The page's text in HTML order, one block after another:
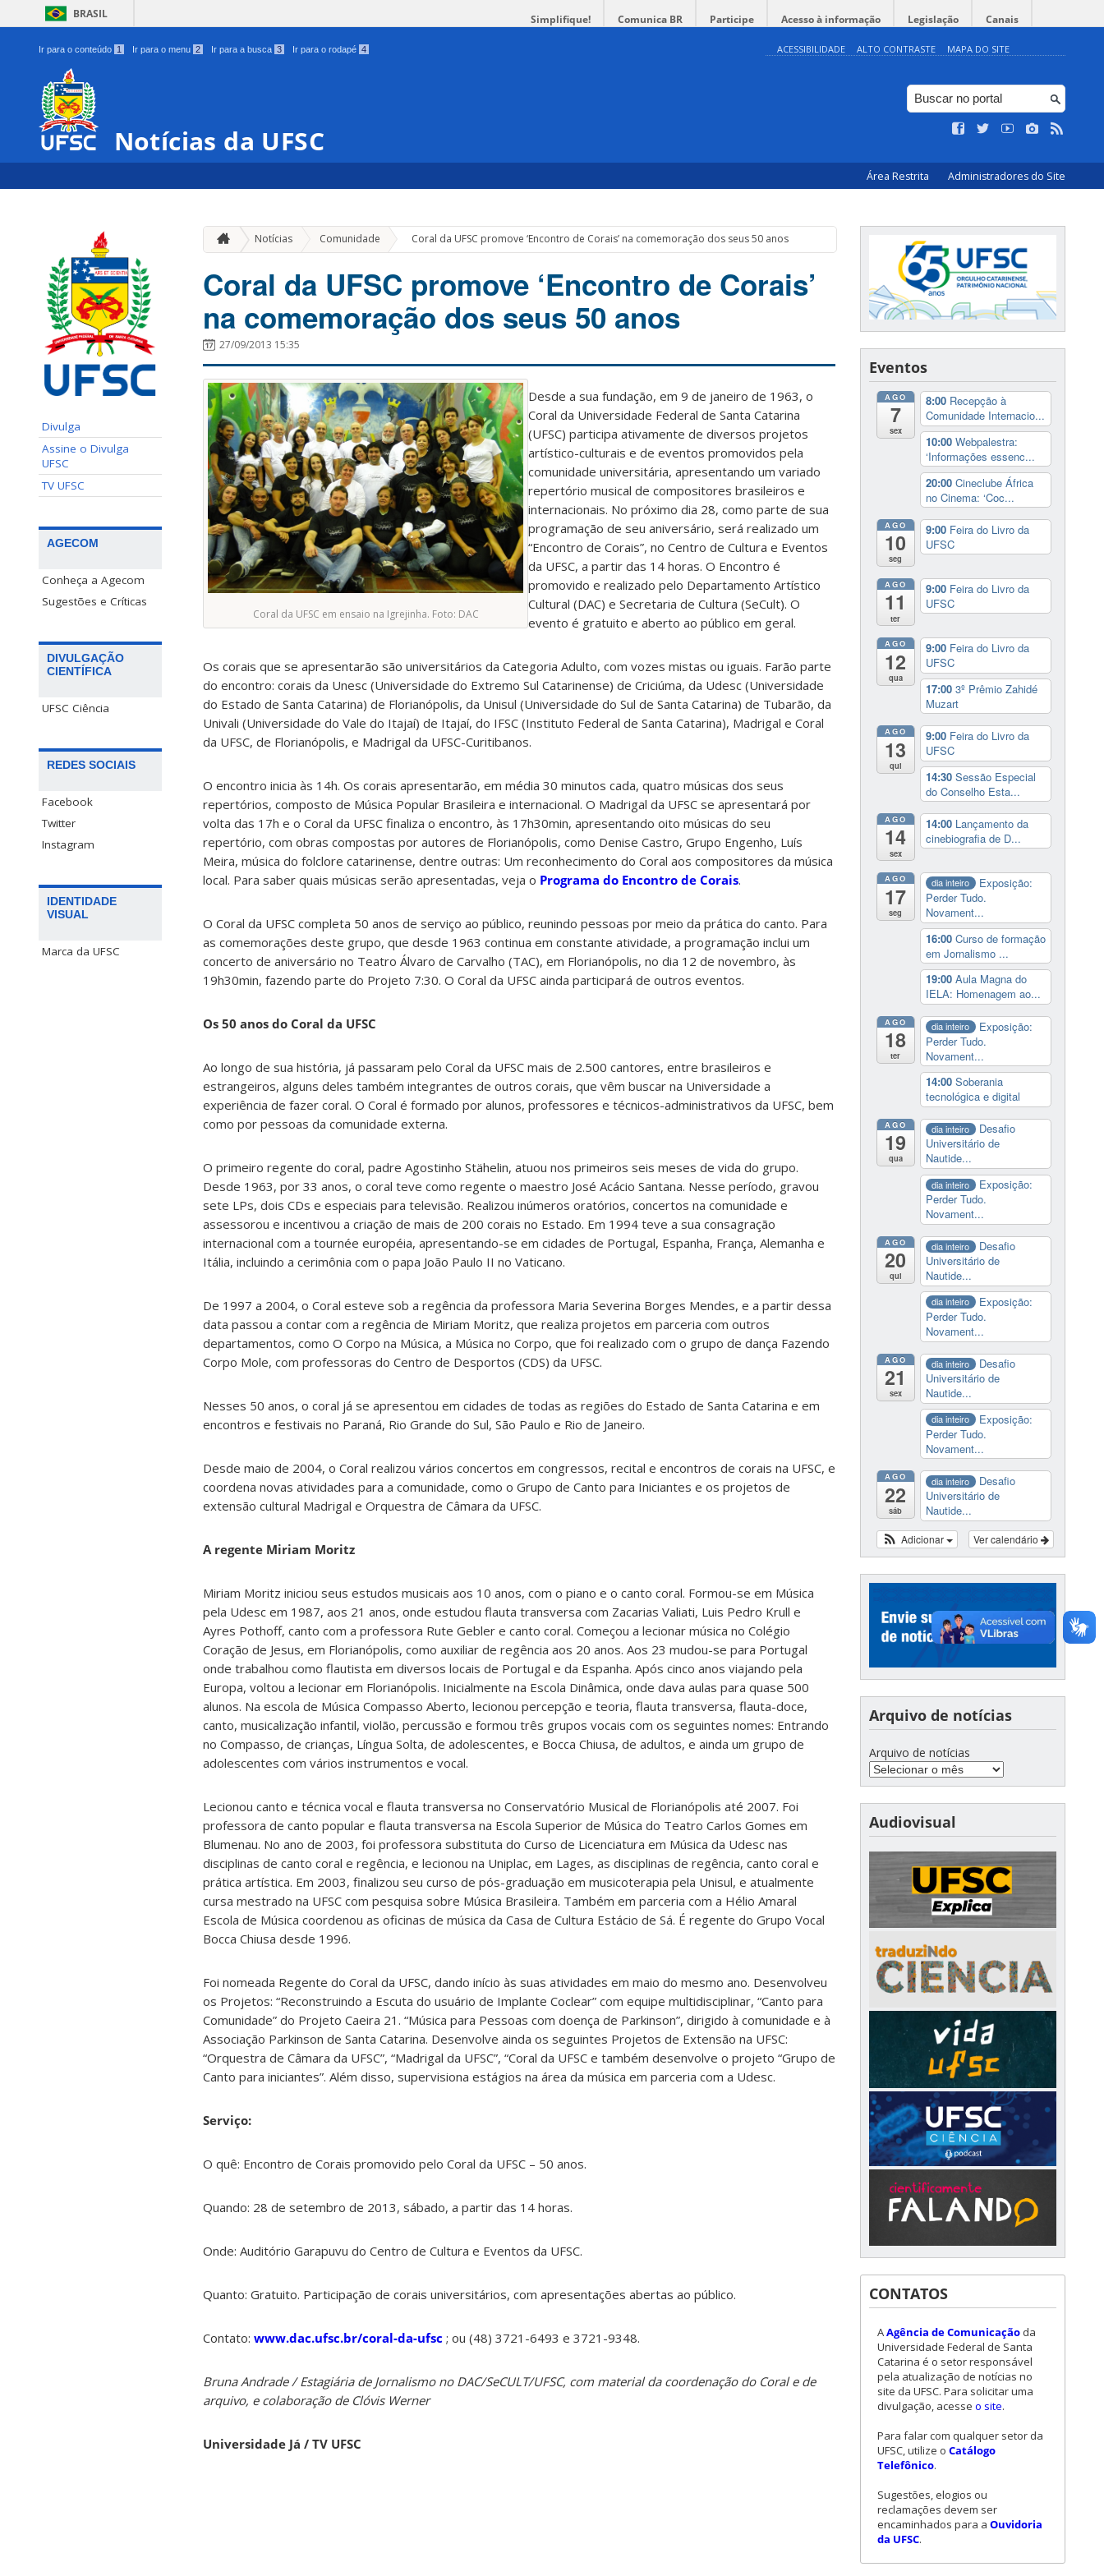
BRASIL Simplifique! Comunica BR Participe Acesso à informação Legislação Canais
Ir para o conteúdo 1 Ir para o menu 2 Ir para a busca 3 Ir para o rodapé 4 ACESSIBILIDADE ALTO CONTRASTE MAPA DO SITE
Notícias da UFSC
Área Restrita Administradores do Site
Divulga
Assine o Divulga
UFSC
TV UFSC
AGECOM
Conheça a Agecom
Sugestões e Críticas
DIVULGAÇÃO
CIENTÍFICA
UFSC Ciência
REDES SOCIAIS
Facebook
Twitter
Instagram
IDENTIDADE
VISUAL
Marca da UFSC
Notícias Comunidade » Coral da UFSC promove ‘Encontro de Corais’ na comemoração dos seus 50 anos
Coral da UFSC promove ‘Encontro de Corais’
na comemoração dos seus 50 anos
27/09/2013 15:35
Coral da UFSC em ensaio na Igrejinha. Foto: DAC
Desde a sua fundação, em 9 de janeiro de 1963, o
Coral da Universidade Federal de Santa Catarina
(UFSC) participa ativamente de diversos projetos
artístico-culturais e de eventos promovidos pela
comunidade universitária, apresentando um variado
repertório musical de compositores brasileiros e
internacionais. No próximo dia 28, como parte de sua
programação de seu aniversário, será realizado um
“Encontro de Corais”, no Centro de Cultura e Eventos
da UFSC, a partir das 14 horas. O Encontro é
promovido e realizado pelo Departamento Artístico
Cultural (DAC) e Secretaria de Cultura (SeCult). O
evento é gratuito e aberto ao público em geral.
Os corais que se apresentarão são universitários da Categoria Adulto, com vozes mistas ou iguais. Farão parte
do encontro: corais da Unesc (Universidade do Extremo Sul Catarinense) de Criciúma, da Udesc (Universidade
do Estado de Santa Catarina) de Florianópolis, da Unisul (Universidade do Sul de Santa Catarina) de Tubarão, da
Univali (Universidade do Vale do Itajaí) de Itajaí, do IFSC (Instituto Federal de Santa Catarina), Madrigal e Coral
da UFSC, de Florianópolis, e Madrigal da UFSC-Curitibanos.
O encontro inicia às 14h. Os corais apresentarão, em média 30 minutos cada, quatro músicas dos seus
repertórios, composto de Música Popular Brasileira e internacional. O Madrigal da UFSC se apresentará por
volta das 17h e o Coral da UFSC finaliza o encontro, às 17h30min, apresentando oito músicas do seu
repertório, com obras compostas por autores de Florianópolis, como Denise Castro, Grupo Engenho, Luís
Meira, música do folclore catarinense, dentre outras: Um reconhecimento do Coral aos compositores da música
local. Para saber quais músicas serão apresentadas, veja o Programa do Encontro de Corais.
O Coral da UFSC completa 50 anos de serviço ao público, reunindo pessoas por meio da prática do canto. Para
as comemorações deste grupo, que desde 1963 continua em constante atividade, a programação inclui um
concerto de aniversário no Teatro Álvaro de Carvalho (TAC), em Florianópolis, no dia 12 de novembro, às
19h30min, fazendo parte do Projeto 7:30. O Coral da UFSC ainda participará de outros eventos.
Os 50 anos do Coral da UFSC
Ao longo de sua história, já passaram pelo Coral da UFSC mais de 2.500 cantores, entre brasileiros e
estrangeiros, alguns deles também integrantes de outros corais, que vêm buscar na Universidade a
experiência de fazer coral. O Coral é formado por alunos, professores e técnicos-administrativos da UFSC, bem
como por pessoas da comunidade externa.
O primeiro regente do coral, padre Agostinho Stähelin, atuou nos primeiros seis meses de vida do grupo.
Desde 1963, por 33 anos, o coral teve como regente o maestro José Acácio Santana. Nesse período, gravou
sete LPs, dois CDs e especiais para televisão. Realizou inúmeros oratórios, concertos na comunidade e
assessorou e incentivou a criação de mais de 200 corais no Estado. Em 1994 teve a sua consagração
internacional com a tournée européia, apresentando-se em cidades de Portugal, Espanha, França, Alemanha e
Itália, incluindo a cerimônia com o papa João Paulo II no Vaticano.
De 1997 a 2004, o Coral esteve sob a regência da professora Maria Severina Borges Mendes, e a partir dessa
data passou a contar com a regência de Miriam Moritz, que realiza projetos em parceria com outros
departamentos, como O Corpo na Música, a Música no Corpo, que foi realizado com o grupo de dança Fazendo
Corpo Mole, com professoras do Centro de Desportos (CDS) da UFSC.
Nesses 50 anos, o coral já se apresentou em cidades de todas as regiões do Estado de Santa Catarina e em
encontros e festivais no Paraná, Rio Grande do Sul, São Paulo e Rio de Janeiro.
Desde maio de 2004, o Coral realizou vários concertos em congressos, recital e encontros de corais na UFSC, e
coordena novas atividades para a comunidade, como o Grupo de Canto para Iniciantes e os projetos de
extensão cultural Madrigal e Orquestra de Câmara da UFSC.
A regente Miriam Moritz
Miriam Moritz iniciou seus estudos musicais aos 10 anos, com o piano e o canto coral. Formou-se em Música
pela Udesc em 1987, aos 21 anos, onde estudou flauta transversa com Zacarias Valiati, Luis Pedro Krull e
Ayres Pothoff, canto com a professora Rute Gebler e canto coral. Começou a lecionar música no Colégio
Coração de Jesus, em Florianópolis, como auxiliar de regência aos 20 anos. Aos 23 mudou-se para Portugal
onde trabalhou como flautista em diversos locais de Portugal e da Espanha. Após cinco anos viajando pela
Europa, voltou a lecionar em Florianópolis. Inicialmente na Escola Dinâmica, onde dava aulas para quase 500
alunos. Na escola de Música Compasso Aberto, lecionou percepção e teoria, flauta transversa, flauta-doce,
canto, musicalização infantil, violão, percussão e formou três grupos vocais com os seguintes nomes: Entrando
no Compasso, de crianças, Língua Solta, de adolescentes, e Bocca Chiusa, de adultos, e ainda um grupo de
adolescentes com vários instrumentos e vocal.
Lecionou canto e técnica vocal e flauta transversa no Conservatório Musical de Florianópolis até 2007. Foi
professora de canto popular e flauta transversa na Escola Superior de Música do Teatro Carlos Gomes em
Blumenau. No ano de 2003, foi professora substituta do Curso de Licenciatura em Música da Udesc nas
disciplinas de canto coral e regência, e lecionou na Uniplac, em Lages, as disciplinas de regência, canto coral e
prática artística. Em 2003, finalizou seu curso de pós-graduação em musicoterapia pela Unisul, e atualmente
cursa mestrado na UFSC com pesquisa sobre Música Brasileira. Também em parceria com a Hélio Amaral
Escola de Música coordenou as oficinas de música da Casa de Cultura Estácio de Sá. É regente do Grupo Vocal
Bocca Chiusa desde 1996.
Foi nomeada Regente do Coral da UFSC, dando início às suas atividades em maio do mesmo ano. Desenvolveu
os Projetos: “Reconstruindo a Escuta do usuário de Implante Coclear” com equipe multidisciplinar, “Canto para
Comunidade” do Projeto Caeira 21. “Música para Pessoas com doença de Parkinson”, dirigido à comunidade e à
Associação Parkinson de Santa Catarina. Desenvolve ainda os seguintes Projetos de Extensão na UFSC:
“Orquestra de Câmara da UFSC”, “Madrigal da UFSC”, “Coral da UFSC e também desenvolve o projeto “Grupo de
Canto para iniciantes”. Além disso, supervisiona estágios na área da música em parceria com a Udesc.
Serviço:
O quê: Encontro de Corais promovido pelo Coral da UFSC – 50 anos.
Quando: 28 de setembro de 2013, sábado, a partir das 14 horas.
Onde: Auditório Garapuvu do Centro de Cultura e Eventos da UFSC.
Quanto: Gratuito. Participação de corais universitários, com apresentações abertas ao público.
Contato: www.dac.ufsc.br/coral-da-ufsc ; ou (48) 3721-6493 e 3721-9348.
Bruna Andrade / Estagiária de Jornalismo no DAC/SeCULT/UFSC, com material da coordenação do Coral e de
arquivo, e colaboração de Clóvis Werner
Universidade Já / TV UFSC
Eventos
AGO
7
sex
8:00 Recepção à
Comunidade Internacio...
10:00 Webpalestra:
‘Informações essenc...
20:00 Cineclube África
no Cinema: ‘Coc...
AGO
10
seg
9:00 Feira do Livro da
UFSC
AGO
11
ter
9:00 Feira do Livro da
UFSC
AGO
12
qua
9:00 Feira do Livro da
UFSC
17:00 3º Prêmio Zahidé
Muzart
AGO
13
qui
9:00 Feira do Livro da
UFSC
14:30 Sessão Especial
do Conselho Esta...
AGO
14
sex
14:00 Lançamento da
cinebiografia de D...
AGO
17
seg
dia inteiro
Exposição:
Perder Tudo.
Novament...
16:00 Curso de formação
em Jornalismo ...
19:00 Aula Magna do
IELA: Homenagem ao...
AGO
18
ter
dia inteiro
Exposição:
Perder Tudo.
Novament...
14:00 Soberania
tecnológica e digital
AGO
19
qua
dia inteiro
Desafio
Universitário de
Nautide...
dia inteiro
Exposição:
Perder Tudo.
Novament...
AGO
20
qui
dia inteiro
Desafio
Universitário de
Nautide...
dia inteiro
Exposição:
Perder Tudo.
Novament...
AGO
21
sex
dia inteiro
Desafio
Universitário de
Nautide...
dia inteiro
Exposição:
Perder Tudo.
Novament...
AGO
22
sáb
dia inteiro
Desafio
Universitário de
Nautide...
Ver calendário
Adicionar
Arquivo de notícias
Arquivo de notícias
Audiovisual
CONTATOS
AAgência de Comunicação da
Universidade Federal de Santa
Catarina é o setor responsável
pela atualização de notícias no
site da UFSC. Para solicitar uma
divulgação, acesse o site.
Para falar com qualquer setor da
UFSC, utilize o Catálogo
Telefônico.
Sugestões, elogios ou
reclamações devem ser
encaminhados para a Ouvidoria
da UFSC.